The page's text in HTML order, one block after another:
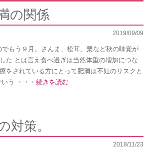
の関係
2019/09/09
もう９月。さんま、松茸、栗など秋の味覚が
た とは言え食べ過ぎは当然体重の増加につな
をされている方にとって肥満は不妊のリスクと
う
・・・続きを読む
対策。
2018/11/23